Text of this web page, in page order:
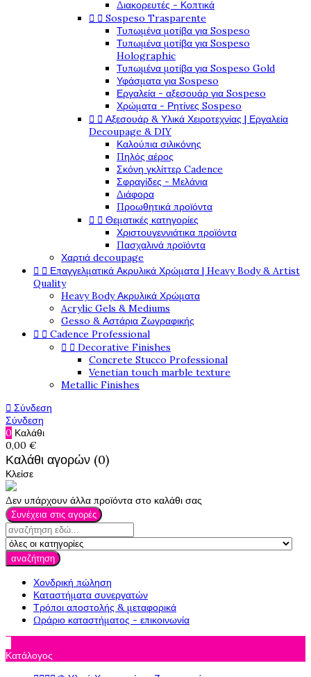
Διακορευτές - Κοπτικά
  Sospeso Trasparente
Τυπωμένα μοτίβα για Sospeso
Τυπωμένα μοτίβα για Sospeso
Holographic
Τυπωμένα μοτίβα για Sospeso Gold
Υφάσματα για Sospeso
Εργαλεία - αξεσουάρ για Sospeso
Χρώματα - Ρητίνες Sospeso
  Αξεσουάρ & Υλικά Χειροτεχνίας | Εργαλεία
Decoupage & DIY
Καλούπια σιλικόνης
Πηλός αέρος
Σκόνη γκλίττερ Cadence
Σφραγίδες - Μελάνια
Διάφορα
Προωθητικά προϊόντα
  Θεματικές κατηγορίες
Χριστουγεννιάτικα προϊόντα
Πασχαλινά προϊόντα
Χαρτιά decoupage
  Επαγγελματικά Ακρυλικά Χρώματα | Heavy Body & Artist
Quality
Heavy Body Ακρυλικά Χρώματα
Acrylic Gels & Mediums
Gesso & Αστάρια Ζωγραφικής
  Cadence Professional
  Decorative Finishes
Concrete Stucco Professional
Venetian touch marble texture
Metallic Finishes
 Σύνδεση
Σύνδεση
0 Καλάθι
0,00 €
Καλάθι αγορών (0)
Κλείσε
Δεν υπάρχουν άλλα προϊόντα στο καλάθι σας
Συνέχεια στις αγορές
αναζήτηση
Χονδρική πώληση
Καταστήματα συνεργατών
Τρόποι αποστολής & μεταφορικά
Ωράριο καταστήματος - επικοινωνία
Κατάλογος